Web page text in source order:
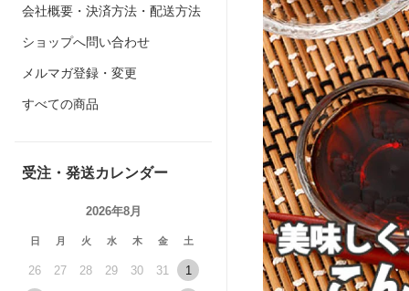
会社概要・決済方法・配送方法
ショップへ問い合わせ
メルマガ登録・変更
すべての商品
受注・発送カレンダー
2026年8月
日 月 火 水 木 金 土
26 27 28 29 30 31 1